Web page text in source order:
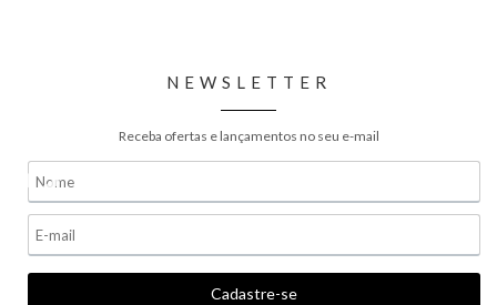
NEWSLETTER
Receba ofertas e lançamentos no seu e-mail